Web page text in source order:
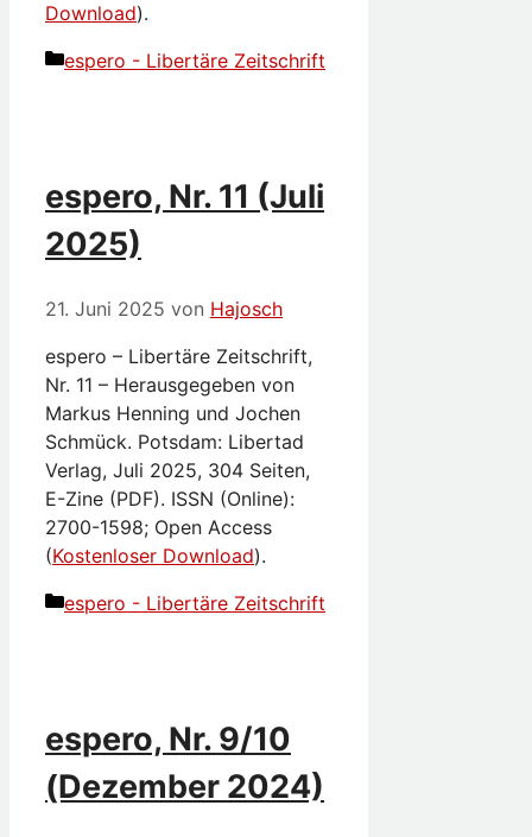
Download).
Kategorien
espero - Libertäre Zeitschrift
espero, Nr. 11 (Juli
2025)
21. Juni 2025 von Hajosch
espero – Libertäre Zeitschrift,
Nr. 11 – Herausgegeben von
Markus Henning und Jochen
Schmück. Potsdam: Libertad
Verlag, Juli 2025, 304 Seiten,
E-Zine (PDF). ISSN (Online):
2700-1598; Open Access
(Kostenloser Download).
Kategorien
espero - Libertäre Zeitschrift
espero, Nr. 9/10
(Dezember 2024)